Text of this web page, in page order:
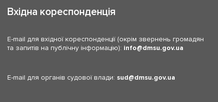
Вхідна кореспонденція
E-mail для вхідної кореспонденції (окрім звернень громадян
та запитів на публічну інформацію): info dmsu.gov.ua
E-mail для органів судової влади: sud dmsu.gov.ua